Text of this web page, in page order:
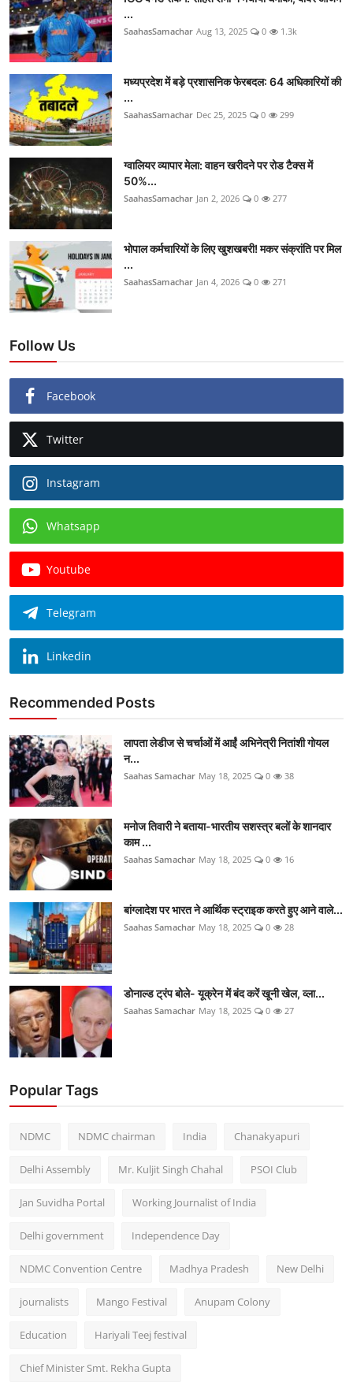
...
SaahasSamachar Aug 13, 2025 0 1.3k
मध्यप्रदेश में बड़े प्रशासनिक फेरबदल: 64 अधिकारियों की
...
SaahasSamachar Dec 25, 2025 0 299
ग्वालियर व्यापार मेला: वाहन खरीदने पर रोड टैक्स में
50%...
SaahasSamachar Jan 2, 2026 0 277
भोपाल कर्मचारियों के लिए खुशखबरी! मकर संक्रांति पर मिल
...
SaahasSamachar Jan 4, 2026 0 271
Follow Us
Facebook
Twitter
Instagram
Whatsapp
Youtube
Telegram
Linkedin
Recommended Posts
लापता लेडीज से चर्चाओं में आईं अभिनेत्री नितांशी गोयल
न...
Saahas Samachar May 18, 2025 0 38
मनोज तिवारी ने बताया-भारतीय सशस्त्र बलों के शानदार
काम ...
Saahas Samachar May 18, 2025 0 16
बांग्लादेश पर भारत ने आर्थिक स्ट्राइक करते हुए आने वाले...
Saahas Samachar May 18, 2025 0 28
डोनाल्ड ट्रंप बोले- यूक्रेन में बंद करें खूनी खेल, व्ला...
Saahas Samachar May 18, 2025 0 27
Popular Tags
NDMC NDMC chairman India Chanakyapuri
Delhi Assembly Mr. Kuljit Singh Chahal PSOI Club
Jan Suvidha Portal Working Journalist of India
Delhi government Independence Day
NDMC Convention Centre Madhya Pradesh New Delhi
journalists Mango Festival Anupam Colony
Education Hariyali Teej festival
Chief Minister Smt. Rekha Gupta